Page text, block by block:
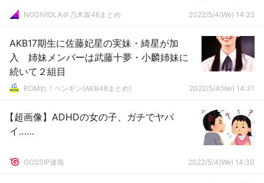
NOGIVIOLA＠乃木坂46まとめ 2022/5/4(We) 14:32
AKB17期生に佐藤妃星の実妹・綺星が加
入 姉妹メンバーは武藤十夢・小麟姉妹に
続いて２組目
ROMれ！ペンギン(AKB48まとめ) 2022/5/4(We) 14:31
【超画像】ADHDの女の子、ガチでヤバ
イ……
GOSSIP速報 2022/5/4(We) 14:30